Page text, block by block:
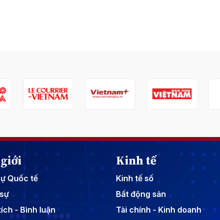
Quốc tế
- Bình luận
Kinh tế
Kinh tế số
Bất động sản
Tài chính - Kinh doanh